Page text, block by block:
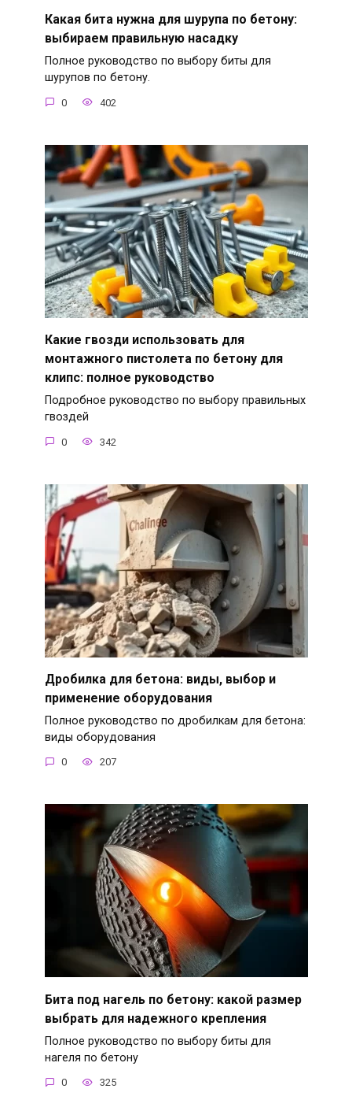
Какая бита нужна для шурупа по бетону:
выбираем правильную насадку
Полное руководство по выбору биты для
шурупов по бетону.
0 402
Какие гвозди использовать для
монтажного пистолета по бетону для
клипс: полное руководство
Подробное руководство по выбору правильных
гвоздей
0 342
Дробилка для бетона: виды, выбор и
применение оборудования
Полное руководство по дробилкам для бетона:
виды оборудования
0 207
Бита под нагель по бетону: какой размер
выбрать для надежного крепления
Полное руководство по выбору биты для
нагеля по бетону
0 325